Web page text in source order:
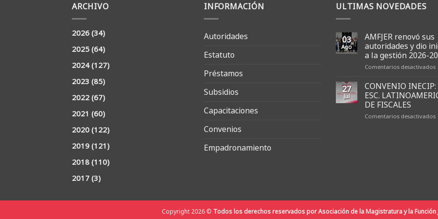
ARCHIVO
2026(34)
2025(64)
2024(127)
2023(85)
2022(67)
2021 (60)
2020(122)
2019(121)
2018(110)
2017(3)
INFORMACIÓN
Autoridades
Estatuto
Préstamos
Subsidios
Capacitaciones
Convenios
Empadronamiento
ULTIMAS NOVEDADES
03
Ago
AMFJER renovó sus
autoridades y dio
a la gestión 2026-
Comentarios desactivadosen
27
Jul
CONVENIO
ESC.
DE FISCALES
Comentarios desactivadosen
Copyright 2026 © Todos los derechos reservados por Asociación de la Magistratura y la Función